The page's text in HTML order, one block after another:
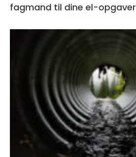
fagmand til dine el-opgaver